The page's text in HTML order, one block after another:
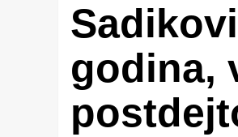
godina,